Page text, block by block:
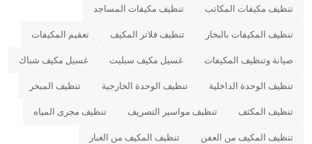
تنظيف مكيفات المكاتب تنظيف مكيفات المساجد
تنظيف المكيفات بالبخار تنظيف فلاتر المكيف تعقيم المكيفات
صيانة وتنظيف المكيفات غسيل مكيف سبليت غسيل مكيف شباك
تنظيف الوحدة الداخلية تنظيف الوحدة الخارجية تنظيف المبخر
تنظيف المكثف تنظيف مواسير التصريف تنظيف مجرى المياه
تنظيف المكيف من العفن تنظيف المكيف من الغبار